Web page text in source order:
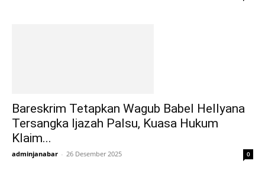
Bareskrim Tetapkan Wagub Babel Hellyana
Tersangka Ijazah Palsu, Kuasa Hukum
Klaim...
adminjanabar - 26 Desember 2025 0